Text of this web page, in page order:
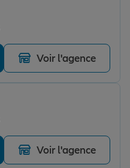
Voir l'agence
Voir l'agence